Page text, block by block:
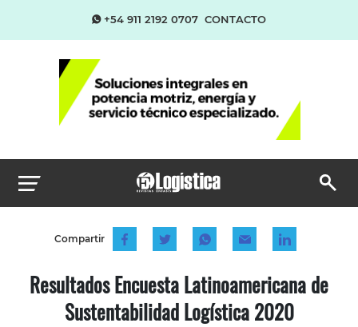
+54 911 2192 0707 CONTACTO
Compartir
Resultados Encuesta Latinoamericana de
Sustentabilidad Logística 2020